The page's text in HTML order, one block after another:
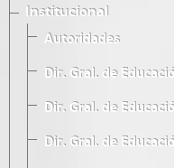
Institucional
Autoridades
Dir. Gral. de
Dir. Gral. de
Dir. Gral. de